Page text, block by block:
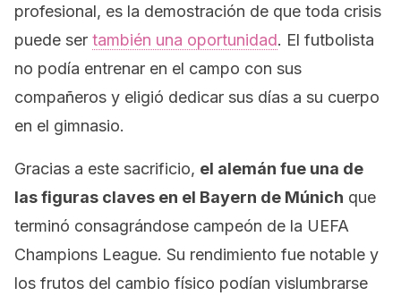
profesional, es la demostración de que toda crisis
puede ser también una oportunidad. El futbolista
no podía entrenar en el campo con sus
compañeros y eligió dedicar sus días a su cuerpo
en el gimnasio.
Gracias a este sacrificio, el alemán fue una de
las figuras claves en el Bayern de Múnich que
terminó consagrándose campeón de la UEFA
Champions League. Su rendimiento fue notable y
los frutos del cambio físico podían vislumbrarse